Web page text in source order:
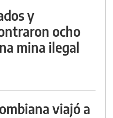
y
ocho
mina ilegal
viajó a